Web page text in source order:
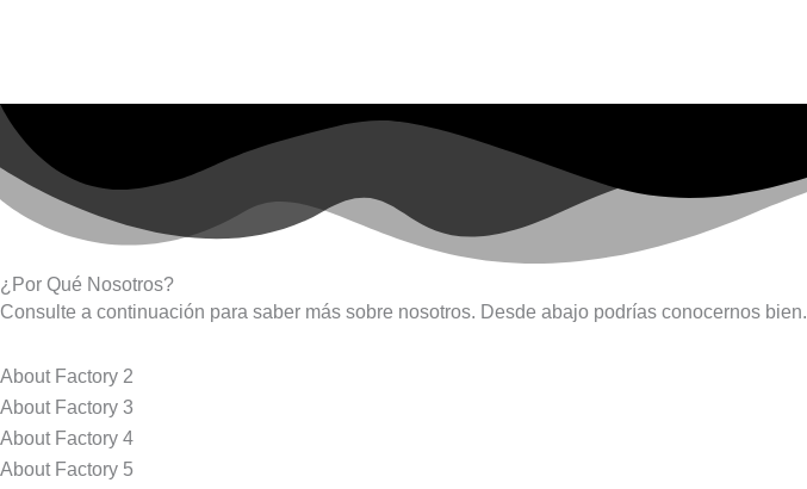
¿Por Qué Nosotros?
Consulte a continuación para saber más sobre nosotros. Desde abajo podrías conocernos bien.
About Factory 2
About Factory 3
About Factory 4
About Factory 5